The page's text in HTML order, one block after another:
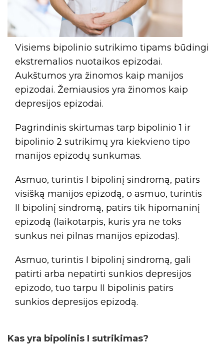
Visiems bipolinio sutrikimo tipams būdingi
ekstremalios nuotaikos epizodai.
Aukštumos yra žinomos kaip manijos
epizodai. Žemiausios yra žinomos kaip
depresijos epizodai.
Pagrindinis skirtumas tarp bipolinio 1 ir
bipolinio 2 sutrikimų yra kiekvieno tipo
manijos epizodų sunkumas.
Asmuo, turintis I bipolinį sindromą, patirs
visišką manijos epizodą, o asmuo, turintis
II bipolinį sindromą, patirs tik hipomaninį
epizodą (laikotarpis, kuris yra ne toks
sunkus nei pilnas manijos epizodas).
Asmuo, turintis I bipolinį sindromą, gali
patirti arba nepatirti sunkios depresijos
epizodo, tuo tarpu II bipolinis patirs
sunkios depresijos epizodą.
Kas yra bipolinis I sutrikimas?